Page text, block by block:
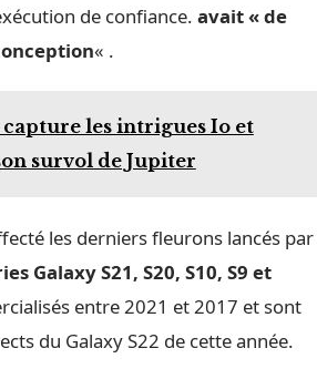
de confiance. avait « de
« .
capture les intrigues Io et
survol de Jupiter
les derniers fleurons lancés par
Galaxy S21, S20, S10, S9 et
entre 2021 et 2017 et sont
du Galaxy S22 de cette année.